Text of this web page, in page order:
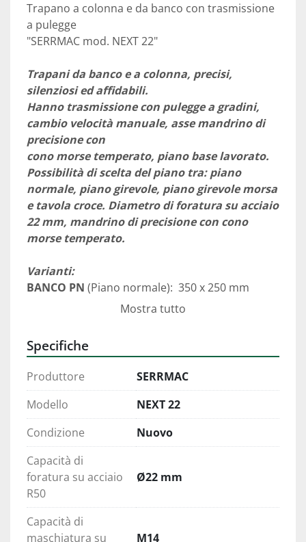
Trapano a colonna e da banco con trasmissione
a pulegge
"SERRMAC mod. NEXT 22"
Trapani da banco e a colonna, precisi,
silenziosi ed affidabili.
Hanno trasmissione con pulegge a gradini,
cambio velocità manuale, asse mandrino di
precisione con
cono morse temperato, piano base lavorato.
Possibilità di scelta del piano tra: piano
normale, piano girevole, piano girevole morsa
e tavola croce. Diametro di foratura su acciaio
22 mm, mandrino di precisione con cono
morse temperato.
Varianti:
BANCO PN (Piano normale):  350 x 250 mm
(Piano girevole): 350 x 250 mm
COLONNA PN
COLONNA PGM (Piano girevole morsa) 350 x
250 mm
Mostra tutto
Specifiche
Produttore
SERRMAC
Modello
NEXT 22
Condizione
Nuovo
Capacità di
foratura su acciaio
R50
Ø22 mm
Capacità di
maschiatura su
M14